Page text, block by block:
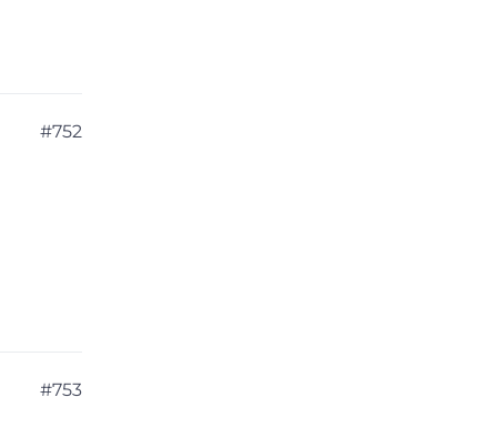
#752
#753